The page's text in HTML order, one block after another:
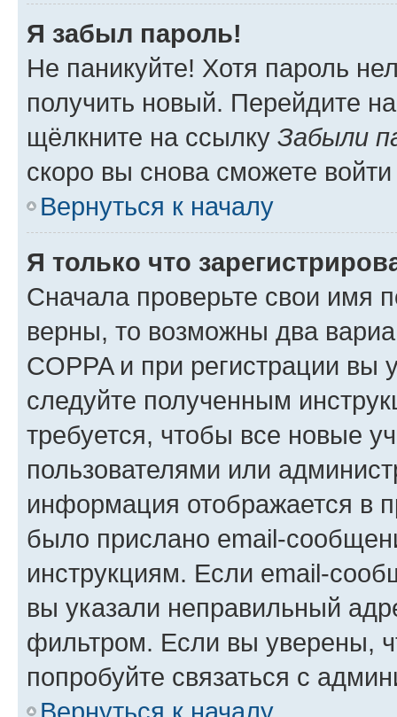
Я забыл пароль!
Не паникуйте! Хотя пароль
получить новый. Перейдите
щёлкните на ссылку Забыли
скоро вы снова сможете
Вернуться к началу
Я только что
Сначала проверьте свои имя
верны, то возможны два
COPPA и при регистрации вы
следуйте полученным
требуется, чтобы все новые
пользователями или
информация отображается в
было прислано email-
инструкциям. Если email-
вы указали неправильный
фильтром. Если вы уверены,
попробуйте связаться с
Вернуться к началу